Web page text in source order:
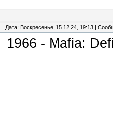
Дата: Воскресенье, 15.12.24, 19:13 |
1966 - Mafia: